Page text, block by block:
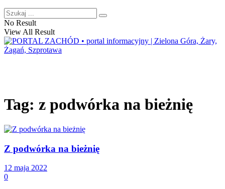
No Result
View All Result
Tag: z podwórka na bieżnię
Z podwórka na bieżnię
12 maja 2022
0